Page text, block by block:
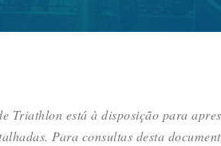
Triathlon está à disposição para
Para consultas desta